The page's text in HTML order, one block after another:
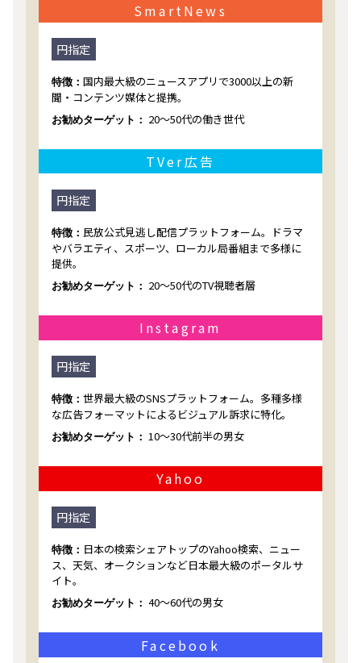
SmartNews
円指定
特徴： 国内最大級のニュースアプリで3000以上の新
聞・コンテンツ媒体と提携。
お勧めターゲット： 20～50代の働き世代
TVer広告
円指定
特徴： 民放公式見逃し配信プラットフォーム。ドラマ
やバラエティ、スポーツ、ローカル局番組まで多様に
提供。
お勧めターゲット： 20～50代のTV視聴者層
Instagram
円指定
特徴： 世界最大級のSNSプラットフォーム。多種多様
な広告フォーマットによるビジュアル訴求に特化。
お勧めターゲット： 10～30代前半の男女
Yahoo
円指定
特徴： 日本の検索シェアトップのYahoo検索、ニュー
ス、天気、オークションなど日本最大級のポータルサ
イト。
お勧めターゲット： 40～60代の男女
Facebook